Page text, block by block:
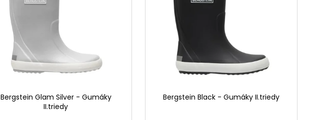
Bergstein Glam Silver - Gumáky
II.triedy
Bergstein Black - Gumáky II.triedy